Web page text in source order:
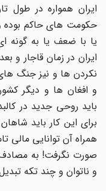
ایران همواره در طول
حکومت های حاکم بوده و
یا با ضعف یا به گونه
ایران در زمان قاجار و
نکردن ها و نیز جنگ
و افغان ها و دیگر
باید روحی جدید در
برای این کار باید شاهان
همراه آن توانایی مالی
صورت نگرفت! به مصادف
و ناتوان و چند تکه